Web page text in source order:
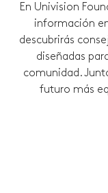
En Univision
información
descubrirás
diseñadas
comunidad.
futuro más